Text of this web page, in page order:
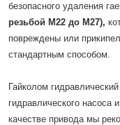
безопасного удаления
резьбой М22 до М27),
повреждены или
стандартным способом.
Гайколом
гидравлического насоса
качестве привода мы